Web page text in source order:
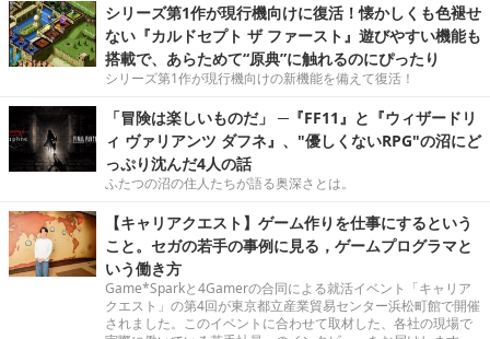
シリーズ第1作が現行機向けに復活！懐かしくも色褪せ
ない『カルドセプト ザ ファースト』遊びやすい機能も
搭載で、あらためて“原典”に触れるのにぴったり
シリーズ第1作が現行機向けの新機能を備えて復活！
「冒険は楽しいものだ」 ─『FF11』と『ウィザードリ
ィ ヴァリアンツ ダフネ』、"優しくないRPG"の沼にど
っぷり沈んだ4人の話
ふたつの沼の住人たちが語る奥深さとは。
【キャリアクエスト】ゲーム作りを仕事にするという
こと。セガの若手の事例に見る，ゲームプログラマと
いう働き方
Game*Sparkと4Gamerの合同による就活イベント「キャリア
クエスト」の第4回が東京都立産業貿易センター浜松町館で開催
されました。このイベントに合わせて取材した、各社の現場で